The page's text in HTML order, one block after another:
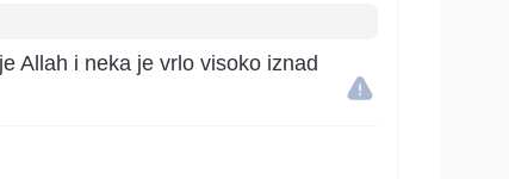
Allah i neka je vrlo visoko iznad